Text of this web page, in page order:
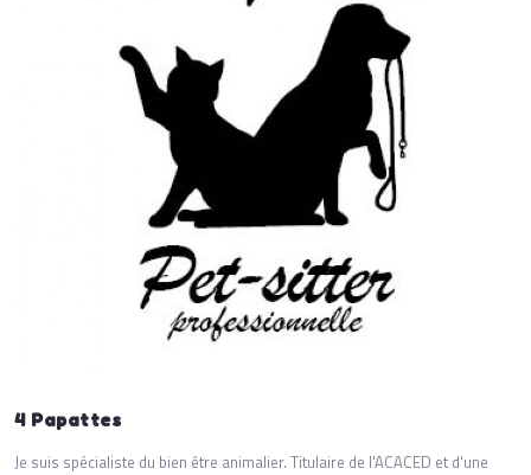
4 Papattes
Je suis spécialiste du bien être animalier. Titulaire de l'ACACED et d'une